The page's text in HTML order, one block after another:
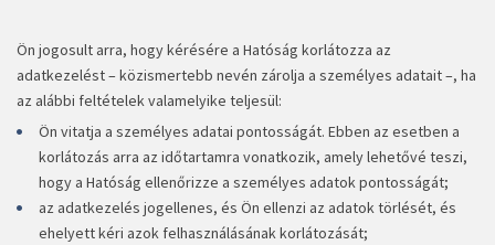
Ön jogosult arra, hogy kérésére a Hatóság korlátozza az
adatkezelést – közismertebb nevén zárolja a személyes adatait –, ha
az alábbi feltételek valamelyike teljesül:
Ön vitatja a személyes adatai pontosságát. Ebben az esetben a
korlátozás arra az időtartamra vonatkozik, amely lehetővé teszi,
hogy a Hatóság ellenőrizze a személyes adatok pontosságát;
az adatkezelés jogellenes, és Ön ellenzi az adatok törlését, és
ehelyett kéri azok felhasználásának korlátozását;